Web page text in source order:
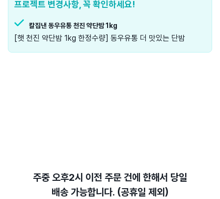
프로젝트 변경사항, 꼭 확인하세요!
칼집낸 동우유통 천진 약단밤 1kg
[햇 천진 약단밤 1kg 한정수량] 동우유통 더 맛있는 단밤
주중 오후2시 이전 주문 건에 한해서 당일
배송가능합니다. (공휴일 제외 )